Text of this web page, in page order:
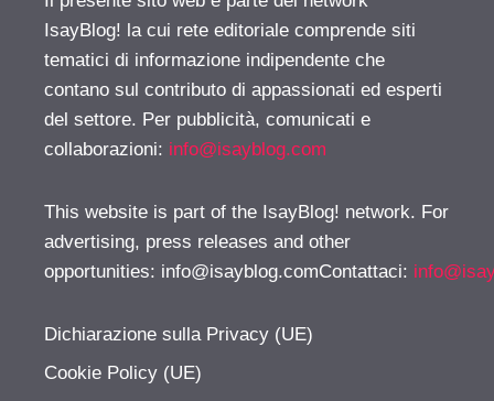
IsayBlog! la cui rete editoriale comprende siti
tematici di informazione indipendente che
contano sul contributo di appassionati ed esperti
del settore. Per pubblicità, comunicati e
collaborazioni: info@isayblog.com
This website is part of the IsayBlog! network. For
advertising, press releases and other
opportunities: info@isayblog.comContattaci:
Dichiarazione sulla Privacy (UE)
Cookie Policy (UE)